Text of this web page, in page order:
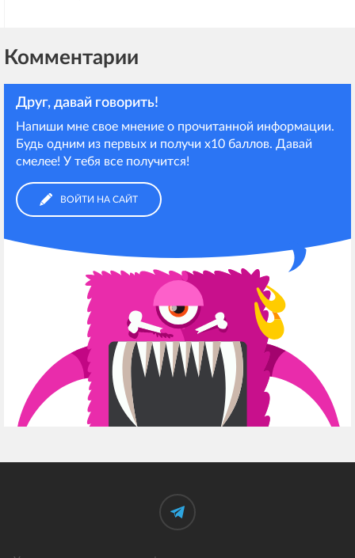
Комментарии
Друг, давай говорить!
Напиши мне свое мнение о прочитанной информации.
Будь одним из первых и получи х10 баллов. Давай
смелее! У тебя все получится!
ВОЙТИ НА САЙТ